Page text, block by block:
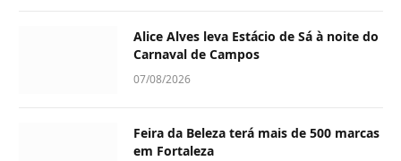
Alice Alves leva Estácio de Sá à noite do
Carnaval de Campos
07/08/2026
Feira da Beleza terá mais de 500 marcas
em Fortaleza